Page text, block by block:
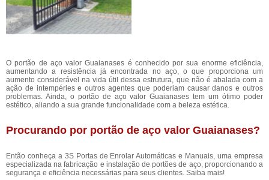
O portão de aço valor Guaianases é conhecido por sua enorme eficiência,
aumentando a resistência já encontrada no aço, o que proporciona um
aumento considerável na vida útil dessa estrutura, que não é abalada com a
ação de intempéries e outros agentes que poderiam causar danos e outros
problemas. Ainda, o portão de aço valor Guaianases tem um ótimo poder
estético, aliando a sua grande funcionalidade com a beleza estética.
Procurando por portão de aço valor Guaianases?
Então conheça a 3S Portas de Enrolar Automáticas e Manuais, uma empresa
especializada na fabricação e instalação de portões de aço, proporcionando a
segurança e eficiência necessárias para seus clientes. Saiba mais!